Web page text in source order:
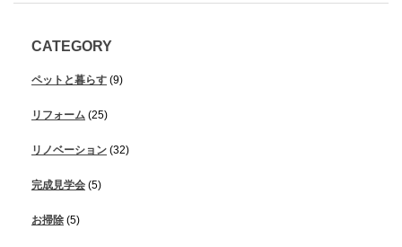
CATEGORY
ペットと暮らす (9)
リフォーム (25)
リノベーション (32)
完成見学会 (5)
お掃除 (5)